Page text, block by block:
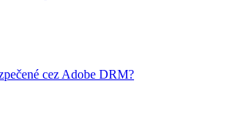
cez Adobe DRM?